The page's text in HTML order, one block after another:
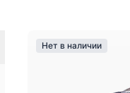
Нет в наличии